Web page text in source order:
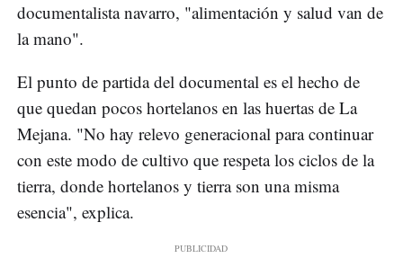
documentalista navarro, "alimentación y salud van de
la mano".
El punto de partida del documental es el hecho de
que quedan pocos hortelanos en las huertas de La
Mejana. "No hay relevo generacional para continuar
con este modo de cultivo que respeta los ciclos de la
tierra, donde hortelanos y tierra son una misma
esencia", explica.